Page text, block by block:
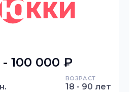
100 000 ₽
ВОЗРАСТ
18 - 90 лет